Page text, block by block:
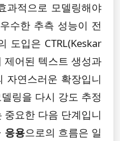
과적으로 모델링해야
수한 추측 성능이 전
도입은 CTRL(Keskar
어된 텍스트 생성과
자연스러운 확장입니
링을 다시 강도 추정
요한 다음 단계입니
응용으로의 흐름은 일